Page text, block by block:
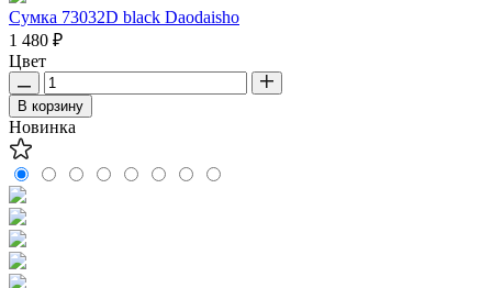
Сумка 73032D black Daodaisho
1 480 ₽
Цвет
В корзину
Новинка